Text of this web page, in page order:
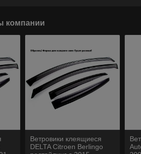
компании
Ветровики клеящиеся
DELTA Citroen Berlingo